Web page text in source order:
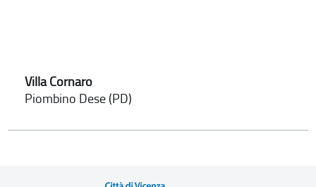
Villa Cornaro
Piombino Dese (PD)